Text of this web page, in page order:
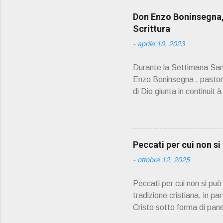
Don Enzo
Scrittura
- aprile 10, 2023
Durante la Settimana
Enzo Boninsegna ,
di Dio giunta in continuit
scelto come
PRESENTAZIONE" D
045 8201679 – Cell.
prete, ho letto un
Peccati per cui non
- ottobre 12, 2025
Peccati per cui non si
tradizione cristiana, in
Cristo sotto forma di